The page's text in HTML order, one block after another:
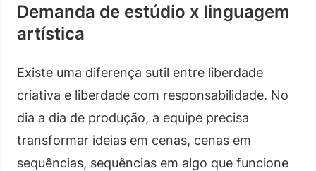
Demanda de estúdio x linguagem
artística
Existe uma diferença sutil entre liberdade
criativa e liberdade com responsabilidade. No
dia a dia de produção, a equipe precisa
transformar ideias em cenas, cenas em
sequências, sequências em algo que funcione